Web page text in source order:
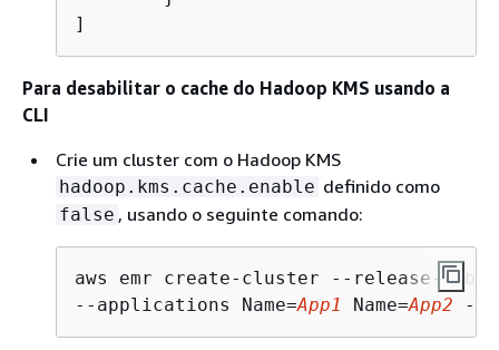
Para desabilitar o cache do Hadoop KMS usando a
CLI
Crie um cluster com o Hadoop KMS
hadoop.kms.cache.enable definido como
false , usando o seguinte comando:
aws emr create-cluster --release-
--applications Name=App1 Name=App2 --